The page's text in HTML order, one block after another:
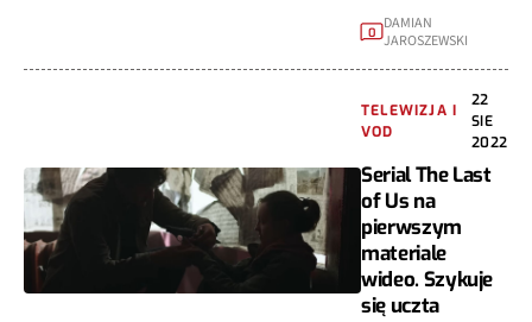
0
DAMIAN
JAROSZEWSKI
TELEWIZJA I
VOD
22
SIE
2022
Serial The Last
of Us na
pierwszym
materiale
wideo. Szykuje
się uczta